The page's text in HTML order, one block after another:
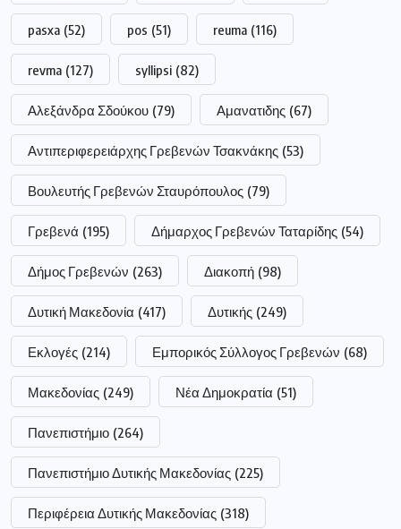
pasxa (52) pos (51) reuma (116)
revma (127) syllipsi (82)
Αλεξάνδρα Σδούκου (79) Αμανατιδης (67)
Αντιπεριφερειάρχης Γρεβενών Τσακνάκης (53)
Βουλευτής Γρεβενών Σταυρόπουλος (79)
Γρεβενά (195) Δήμαρχος Γρεβενών Ταταρίδης (54)
Δήμος Γρεβενών (263) Διακοπή (98)
Δυτική Μακεδονία (417) Δυτικής (249)
Εκλογές (214) Εμπορικός Σύλλογος Γρεβενών (68)
Μακεδονίας (249) Νέα Δημοκρατία (51)
Πανεπιστήμιο (264)
Πανεπιστήμιο Δυτικής Μακεδονίας (225)
Περιφέρεια Δυτικής Μακεδονίας (318)